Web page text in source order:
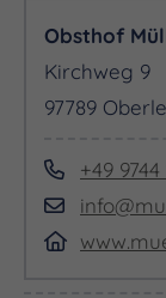
Dauer: ca. 3
Preis: 19,50 €
Führung,
Individuelle
ab 25 bis
Obsthof
Kirchweg 9
97789
+49 9744